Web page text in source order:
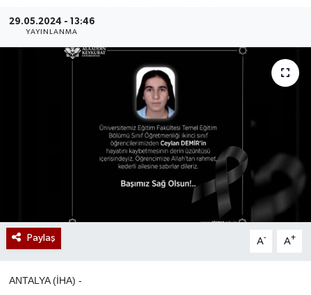
29.05.2024 - 13:46
YAYINLANMA
Paylaş A- A+
ANTALYA (İHA) -